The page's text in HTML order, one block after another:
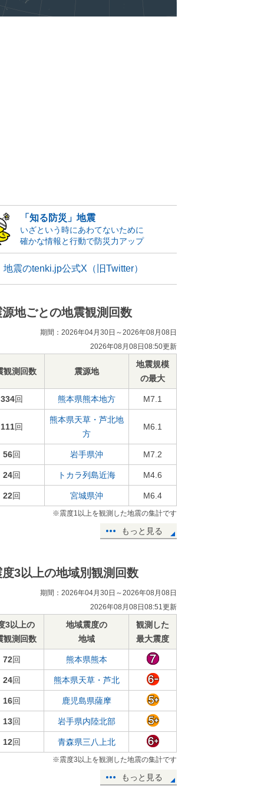
「知る防災」地震
いざという時にあわてないために
確かな情報と行動で防災力アップ
地震のtenki.jp公式X（旧Twitter）
源地ごとの地震観測回数
期間：2026年04月30日～2026年08月08日
2026年08月08日08:50更新
観測回数 震源地
地震規模
の最大
334回 熊本県熊本地方 M7.1
111回
熊本県天草・芦北地
方
M6.1
56回 岩手県沖 M7.2
24回 トカラ列島近海 M4.6
22回 宮城県沖 M6.4
※震度1以上を観測した地震の集計です
もっと見る
度3以上の地域別観測回数
期間：2026年04月30日～2026年08月08日
2026年08月08日08:51更新
3以上の
観測回数
地域震度の
地域
観測した
最大震度
72回 熊本県熊本
24回 熊本県天草・芦北
16回 鹿児島県薩摩
13回 岩手県内陸北部
12回 青森県三八上北
※震度3以上を観測した地震の集計です
もっと見る